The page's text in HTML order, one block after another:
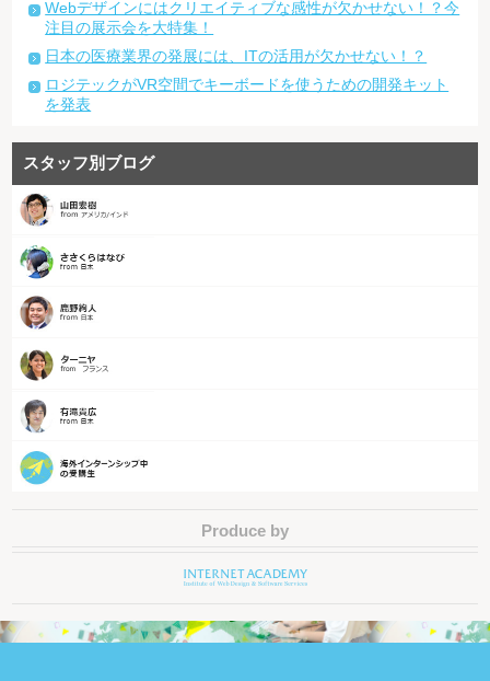
Webデザインにはクリエイティブな感性が欠かせない！？今
注目の展示会を大特集！
日本の医療業界の発展には、ITの活用が欠かせない！？
ロジテックがVR空間でキーボードを使うための開発キット
を発表
スタッフ別ブログ
Produce by